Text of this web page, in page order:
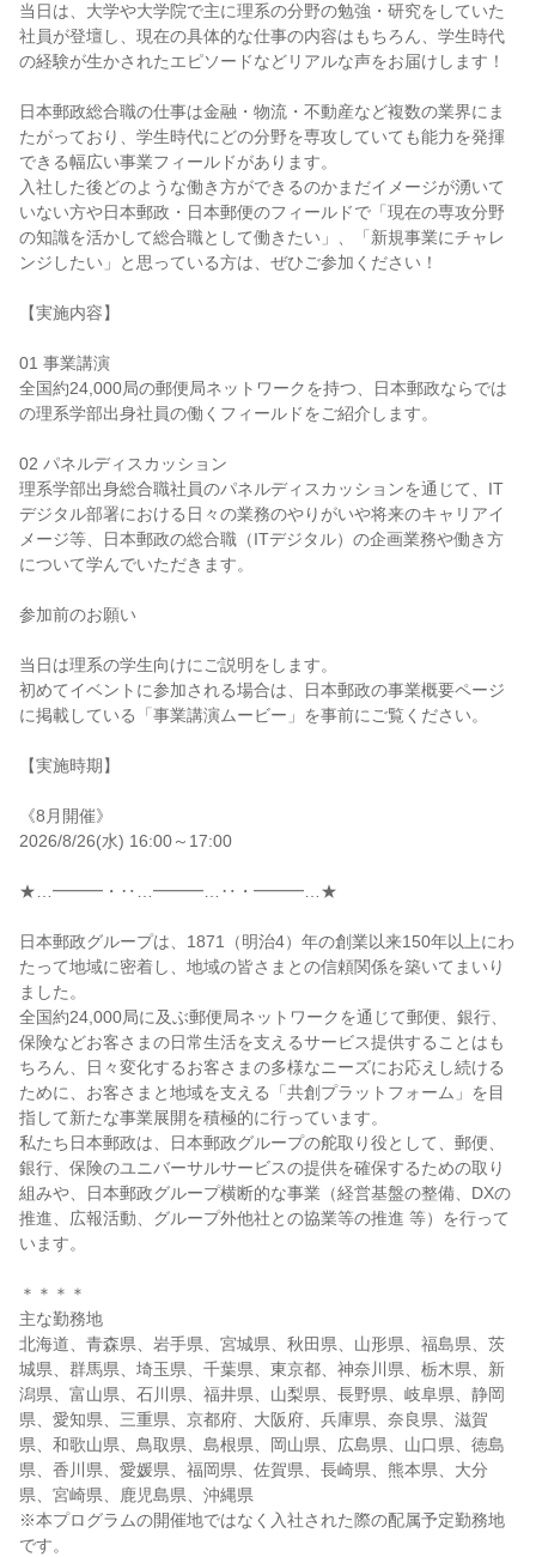
当日は、大学や大学院で主に理系の分野の勉強・研究をしていた
社員が登壇し、現在の具体的な仕事の内容はもちろん、学生時代
の経験が生かされたエピソードなどリアルな声をお届けします！
日本郵政総合職の仕事は金融・物流・不動産など複数の業界にま
たがっており、学生時代にどの分野を専攻していても能力を発揮
できる幅広い事業フィールドがあります。
入社した後どのような働き方ができるのかまだイメージが湧いて
いない方や日本郵政・日本郵便のフィールドで「現在の専攻分野
の知識を活かして総合職として働きたい」、「新規事業にチャレ
ンジしたい」と思っている方は、ぜひご参加ください！
【実施内容】
01 事業講演
全国約24,000局の郵便局ネットワークを持つ、日本郵政ならでは
の理系学部出身社員の働くフィールドをご紹介します。
02 パネルディスカッション
理系学部出身総合職社員のパネルディスカッションを通じて、IT
デジタル部署における日々の業務のやりがいや将来のキャリアイ
メージ等、日本郵政の総合職（ITデジタル）の企画業務や働き方
について学んでいただきます。
参加前のお願い
当日は理系の学生向けにご説明をします。
初めてイベントに参加される場合は、日本郵政の事業概要ページ
に掲載している「事業講演ムービー」を事前にご覧ください。
【実施時期】
《8月開催》
2026/8/26(水) 16:00～17:00
★…━━━・‥…━━━…‥・━━━…★
日本郵政グループは、1871（明治4）年の創業以来150年以上にわ
たって地域に密着し、地域の皆さまとの信頼関係を築いてまいり
ました。
全国約24,000局に及ぶ郵便局ネットワークを通じて郵便、銀行、
保険などお客さまの日常生活を支えるサービス提供することはも
ちろん、日々変化するお客さまの多様なニーズにお応えし続ける
ために、お客さまと地域を支える「共創プラットフォーム」を目
指して新たな事業展開を積極的に行っています。
私たち日本郵政は、日本郵政グループの舵取り役として、郵便、
銀行、保険のユニバーサルサービスの提供を確保するための取り
組みや、日本郵政グループ横断的な事業（経営基盤の整備、DXの
推進、広報活動、グループ外他社との協業等の推進 等）を行って
います。
＊＊＊＊
主な勤務地
北海道、青森県、岩手県、宮城県、秋田県、山形県、福島県、茨
城県、群馬県、埼玉県、千葉県、東京都、神奈川県、栃木県、新
潟県、富山県、石川県、福井県、山梨県、長野県、岐阜県、静岡
県、愛知県、三重県、京都府、大阪府、兵庫県、奈良県、滋賀
県、和歌山県、鳥取県、島根県、岡山県、広島県、山口県、徳島
県、香川県、愛媛県、福岡県、佐賀県、長崎県、熊本県、大分
県、宮崎県、鹿児島県、沖縄県
※本プログラムの開催地ではなく入社された際の配属予定勤務地
です。